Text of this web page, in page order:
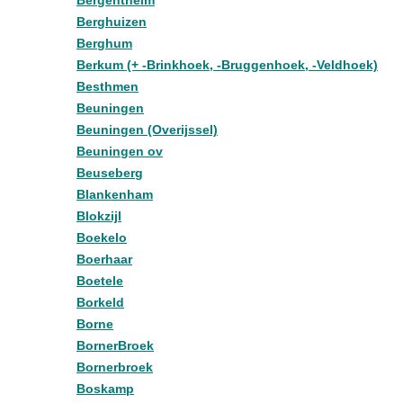
Berghuizen
Berghum
Berkum (+ -Brinkhoek, -Bruggenhoek, -Veldhoek)
Besthmen
Beuningen
Beuningen (Overijssel)
Beuningen ov
Beuseberg
Blankenham
Blokzijl
Boekelo
Boerhaar
Boetele
Borkeld
Borne
BornerBroek
Bornerbroek
Boskamp